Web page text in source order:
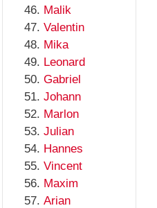
Malik
Valentin
Mika
Leonard
Gabriel
Johann
Marlon
Julian
Hannes
Vincent
Maxim
Arian